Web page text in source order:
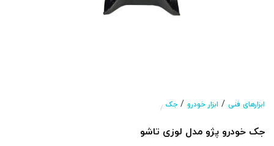
ابزارهای فنی / ابزار خودرو /جک /
جک خودرو پژو مدل لوزی تاشو